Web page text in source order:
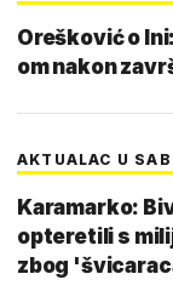
Orešković o
om nakon
AKTUALAC U
Karamarko:
opteretili s
zbog